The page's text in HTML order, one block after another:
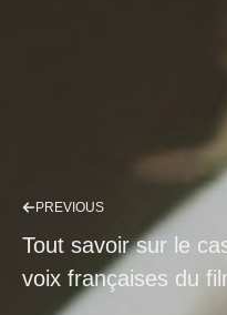
PREVIOUS
Tout savoir sur le
voix françaises du